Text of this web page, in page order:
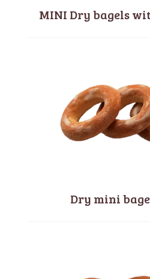
MINI Dry bagels
Dry mini